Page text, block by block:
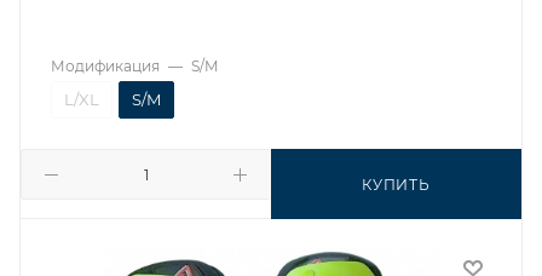
КУПИТЬ
Модификация — S/M
L/XL S/M